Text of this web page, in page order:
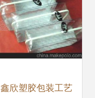
鑫欣塑胶包装工艺